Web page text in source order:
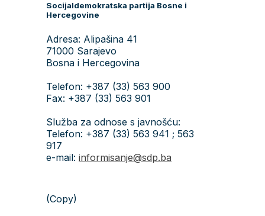
Socijaldemokratska partija Bosne i
Hercegovine
Adresa: Alipašina 41
71000 Sarajevo
Bosna i Hercegovina
Telefon: +387 (33) 563 900
Fax: +387 (33) 563 901
Služba za odnose s javnošću:
Telefon: +387 (33) 563 941 ; 563
917
e-mail: informisanje@sdp.ba
(Copy)